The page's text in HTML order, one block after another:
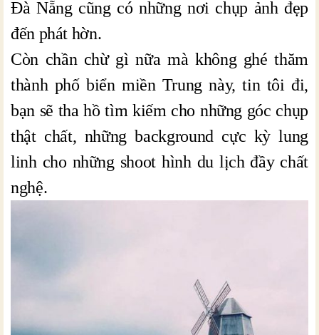
Đà Nẵng cũng có những nơi chụp ảnh đẹp
đến phát hờn.
Còn chần chừ gì nữa mà không ghé thăm
thành phố biển miền Trung này, tin tôi đi,
bạn sẽ tha hồ tìm kiếm cho những góc chụp
thật chất, những background cực kỳ lung
linh cho những shoot hình du lịch đầy chất
nghệ.